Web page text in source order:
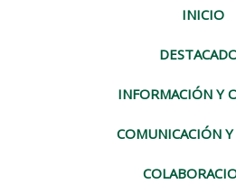
INICIO
INFORMACIÓN Y
COMUNICACIÓN